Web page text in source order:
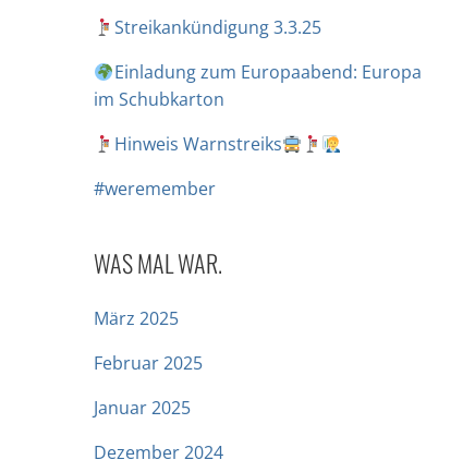
Streikankündigung 3.3.25
Einladung zum Europaabend: Europa
im Schubkarton
Hinweis Warnstreiks
#weremember
WAS MAL WAR.
März 2025
Februar 2025
Januar 2025
Dezember 2024